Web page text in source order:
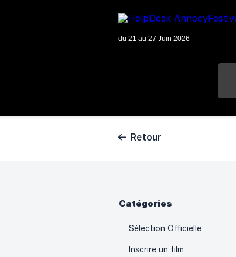
Retour
Catégories
Sélection Officielle
Inscrire un film